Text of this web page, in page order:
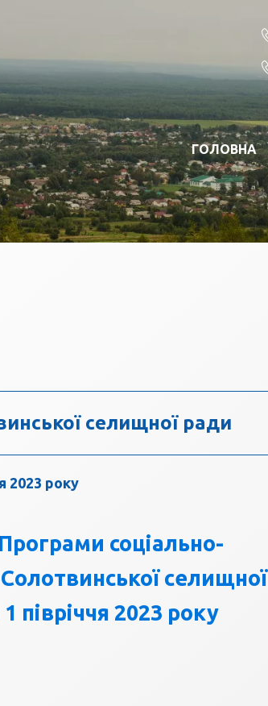
ГОЛОВНА
селищної ради
2023 року
соціально-
селищної
півріччя 2023 року